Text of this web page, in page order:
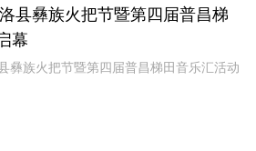
县彝族火把节暨第四届普昌梯
幕
彝族火把节暨第四届普昌梯田音乐汇活动